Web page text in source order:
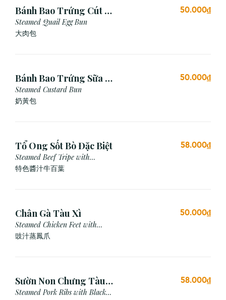
Bánh Bao Trứng Cút (3
Cái)
Steamed Quail Egg Bun
大肉包
50.000₫
Bánh Bao Trứng Sữa (3
Cái)
Steamed Custard Bun
奶黃包
50.000₫
Tổ Ong Sốt Bò Đặc Biệt
Steamed Beef Tripe with
Special Sauce
特色醬汁牛百葉
58.000₫
Chân Gà Tàu Xì
Steamed Chicken Feet with
Black Bean Sauce
豉汁蒸鳳爪
50.000₫
Sườn Non Chưng Tàu
Xì Tỏi
Steamed Pork Ribs with Black
58.000₫